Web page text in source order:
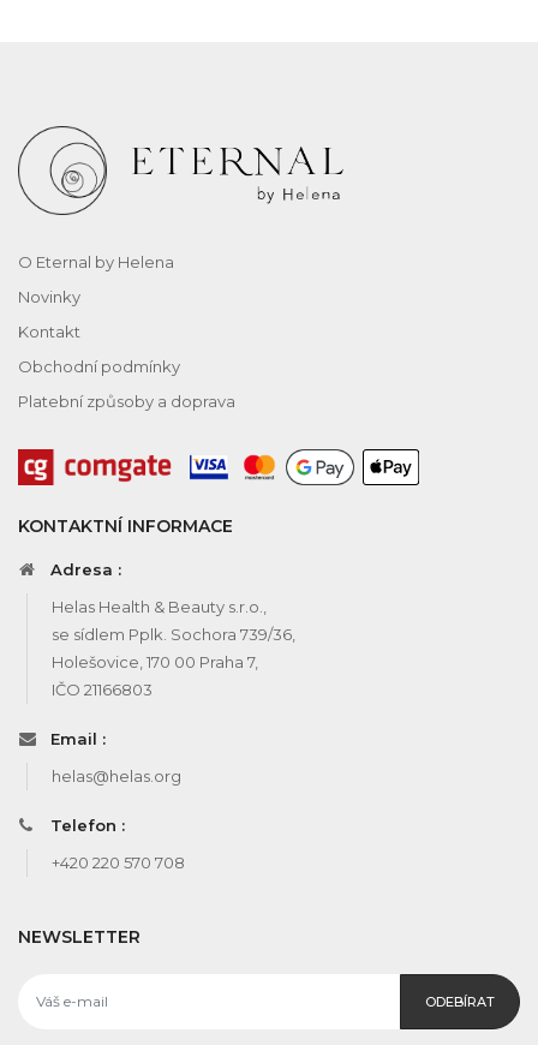
O Eternal by Helena
Novinky
Kontakt
Obchodní podmínky
Platební způsoby a doprava
KONTAKTNÍ INFORMACE
Adresa :
Helas Health & Beauty s.r.o.,
se sídlem Pplk. Sochora 739/36,
Holešovice, 170 00 Praha 7,
IČO 21166803
Email :
helas@helas.org
Telefon :
+420 220 570 708
NEWSLETTER
ODEBÍRAT